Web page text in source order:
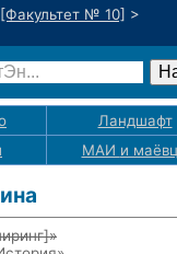
[Факультет № 10] >
Ландшафт
МАИ и
»